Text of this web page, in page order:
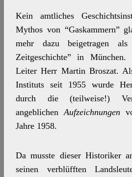
Kein amtliches
Mythos von “Gaskammern”
mehr dazu beigetragen
Zeitgeschichte” in
Leiter Herr Martin Broszat.
Instituts seit 1955 wurde
durch die (teilweise!)
angeblichenAufzeichnungen
Jahre 1958.
Da musste dieser Historiker
seinen verblüfften